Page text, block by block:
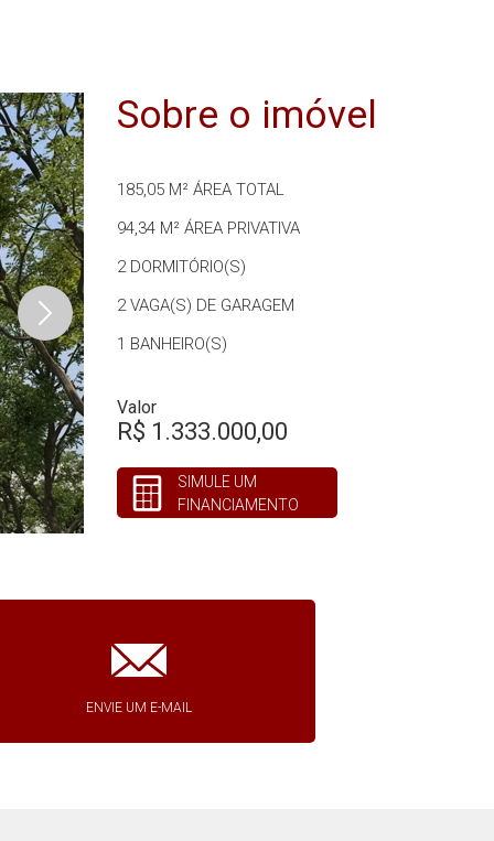
Sobre o imóvel
185,05 M² ÁREA TOTAL
94,34 M² ÁREA PRIVATIVA
2DORMITÓRIO(S)
2VAGA(S) DE GARAGEM
1 BANHEIRO(S)
Valor
R$ 1.333.000,00
SIMULE UM
FINANCIAMENTO
ENVIE UM E-MAIL